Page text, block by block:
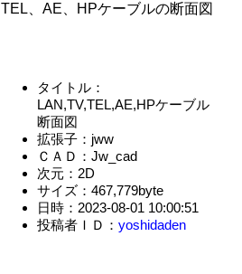
TEL、AE、HPケーブルの断面図
タイトル：
LAN,TV,TEL,AE,HPケーブル
断面図
拡張子：jww
ＣＡＤ：Jw_cad
次元：2D
サイズ：467,779byte
日時：2023-08-01 10:00:51
投稿者ＩＤ： yoshidaden